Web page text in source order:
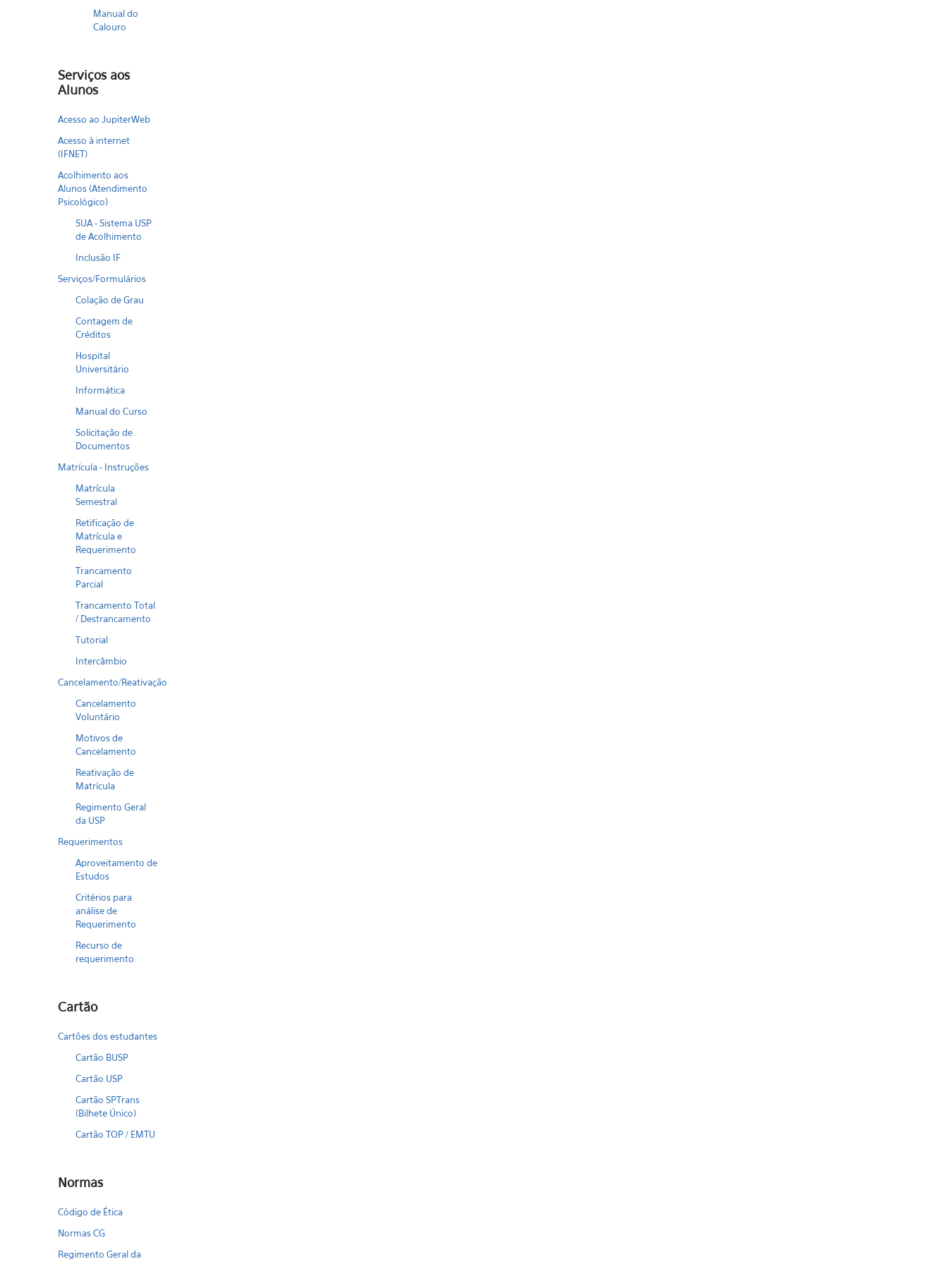
Manual do
Calouro
Serviços aos
Alunos
Acesso ao JupiterWeb
Acesso à internet
(IFNET)
Acolhimento aos
Alunos (Atendimento
Psicológico)
SUA - Sistema USP
de Acolhimento
Inclusão IF
Serviços/Formulários
Colação de Grau
Contagem de
Créditos
Hospital
Universitário
Informática
Manual do Curso
Solicitação de
Documentos
Matrícula - Instruções
Matrícula
Semestral
Retificação de
Matrícula e
Requerimento
Trancamento
Parcial
Trancamento Total
/ Destrancamento
Tutorial
Intercâmbio
Cancelamento/Reativação
Cancelamento
Voluntário
Motivos de
Cancelamento
Reativação de
Matrícula
Regimento Geral
da USP
Requerimentos
Aproveitamento de
Estudos
Critérios para
análise de
Requerimento
Recurso de
requerimento
Cartão
Cartões dos estudantes
Cartão BUSP
Cartão USP
Cartão SPTrans
(Bilhete Único)
Cartão TOP / EMTU
Normas
Código de Ética
Normas CG
Regimento Geral da